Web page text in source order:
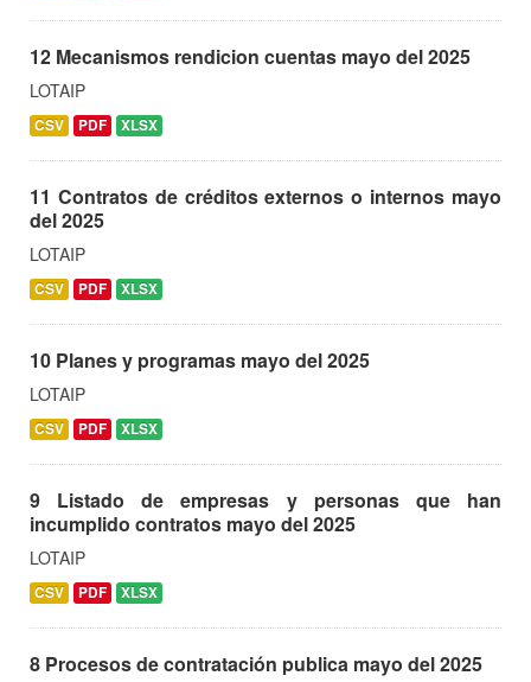
12 Mecanismos rendicion cuentas mayo del 2025
LOTAIP
CSV PDF XLSX
11 Contratos de créditos externos o internos mayo
del 2025
LOTAIP
CSV PDF XLSX
10 Planes y programas mayo del 2025
LOTAIP
CSV PDF XLSX
9 Listado de empresas y personas que han
incumplido contratos mayo del 2025
LOTAIP
CSV PDF XLSX
8 Procesos de contratación publica mayo del 2025